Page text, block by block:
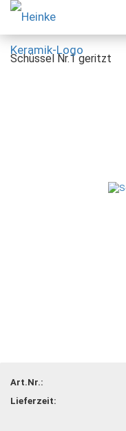
Schüssel Nr.1 geritzt
Art.Nr.:
Lieferzeit: